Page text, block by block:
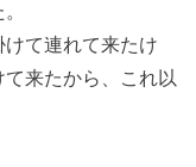
て連れて来たけ
来たから、これ以